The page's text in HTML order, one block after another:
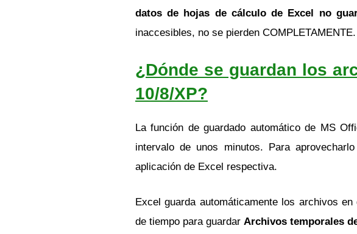
datos de hojas de cálculo de Excel no
inaccesibles, no se pierden COMPLETAMENTE.
¿Dónde se guardan los
10/8/XP?
La función de guardado automático de MS
intervalo de unos minutos. Para
aplicación de Excel respectiva.
Excel guarda automáticamente los archivos
de tiempo para guardar Archivos temporales